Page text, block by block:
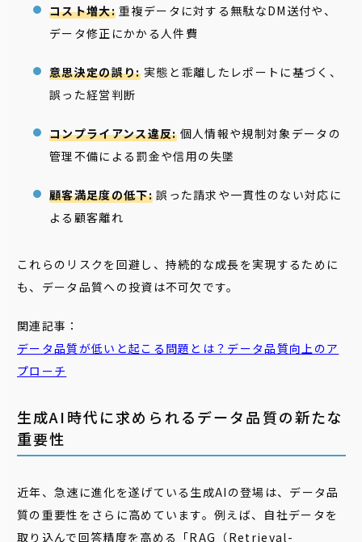
コスト増大:重複データに対する無駄なDM送付や、
データ修正にかかる人件費
意思決定の誤り:実態と乖離したレポートに基づく、
誤った経営判断
コンプライアンス違反:個人情報や規制対象データの
管理不備による罰金や信用の失墜
顧客満足度の低下:誤った請求や一貫性のない対応に
よる顧客離れ
これらのリスクを回避し、持続的な成長を実現するために
も、データ品質への投資は不可欠です。
関連記事：
データ品質が低いと起こる問題とは？ データ品質向上のア
プローチ
生成AI時代に求められるデータ品質の新たな
重要性
近年、急速に進化を遂げている生成AIの登場は、データ品
質の重要性をさらに高めています。例えば、自社データを
取り込んで回答精度を高める「RAG（Retrieval-